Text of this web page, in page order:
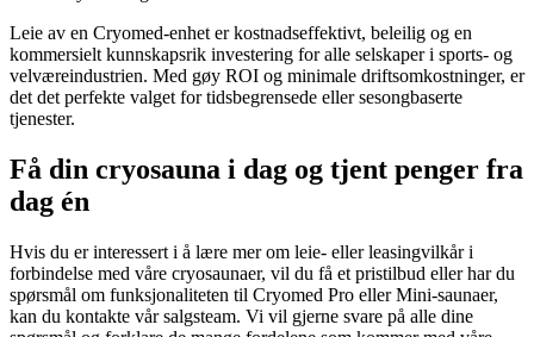
Leie av en Cryomed-enhet er kostnadseffektivt, beleilig og en
kommersielt kunnskapsrik investering for alle selskaper i sports- og
velværeindustrien. Med gøy ROI og minimale driftsomkostninger, er
det det perfekte valget for tidsbegrensede eller sesongbaserte
tjenester.
Få din cryosauna i dag og tjent penger fra
dag én
Hvis du er interessert i å lære mer om leie- eller leasingvilkår i
forbindelse med våre cryosaunaer, vil du få et pristilbud eller har du
spørsmål om funksjonaliteten til Cryomed Pro eller Mini-saunaer,
kan du kontakte vår salgsteam. Vi vil gjerne svare på alle dine